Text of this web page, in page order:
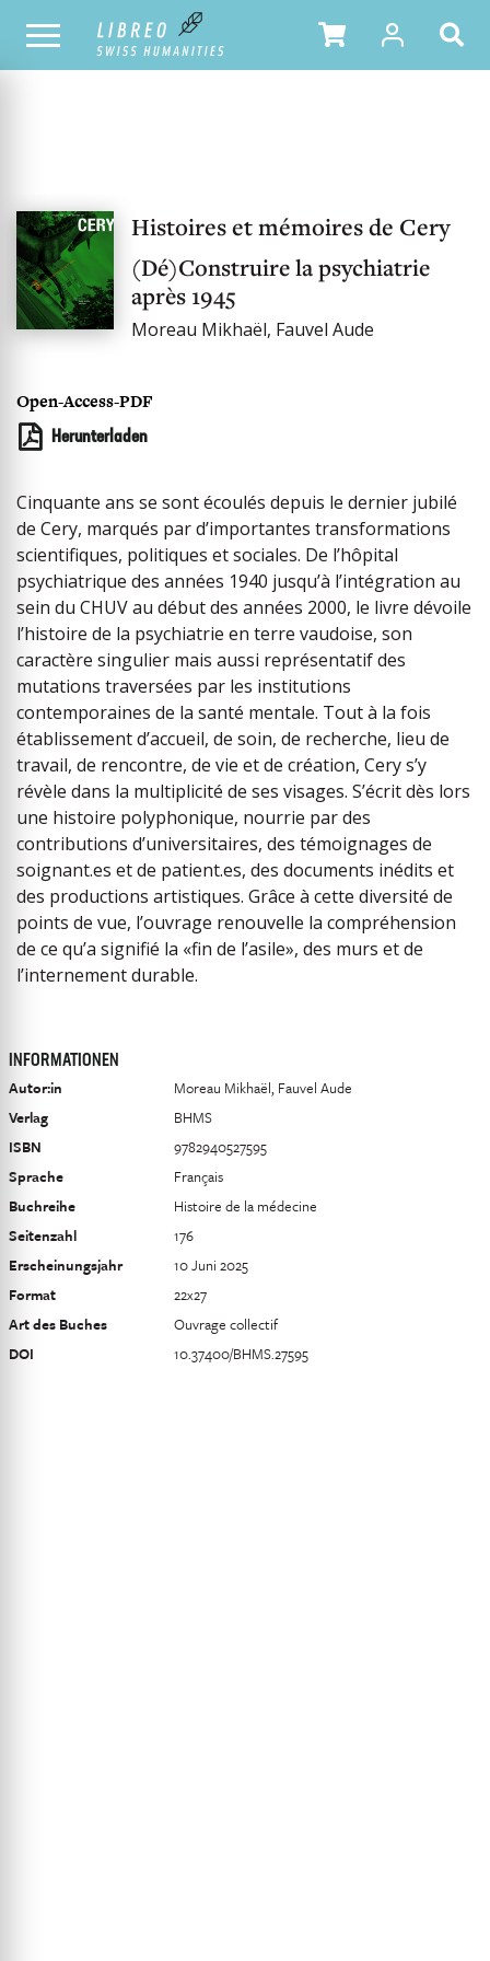
UNSER KATALOG
Histoires et mémoires de Cery
(Dé)Construire la psychiatrie
après 1945
Moreau Mikhaël, Fauvel Aude
Open-Access-PDF
Herunterladen
Cinquante ans se sont écoulés depuis le dernier jubilé
de Cery, marqués par d’importantes transformations
scientifiques, politiques et sociales. De l’hôpital
psychiatrique des années 1940 jusqu’à l’intégration au
sein du CHUV au début des années 2000, le livre dévoile
l’histoire de la psychiatrie en terre vaudoise, son
caractère singulier mais aussi représentatif des
mutations traversées par les institutions
contemporaines de la santé mentale. Tout à la fois
établissement d’accueil, de soin, de recherche, lieu de
travail, de rencontre, de vie et de création, Cery s’y
révèle dans la multiplicité de ses visages. S’écrit dès lors
une histoire polyphonique, nourrie par des
contributions d’universitaires, des témoignages de
soignant.es et de patient.es, des documents inédits et
des productions artistiques. Grâce à cette diversité de
points de vue, l’ouvrage renouvelle la compréhension
de ce qu’a signifié la «fin de l’asile», des murs et de
l’internement durable.
INFORMATIONEN
Autor:in
Moreau Mikhaël, Fauvel Aude
Verlag
BHMS
ISBN
9782940527595
Sprache
Français
Buchreihe
Histoire de la médecine
Seitenzahl
176
Erscheinungsjahr
10 Juni 2025
Format
22x27
Art des Buches
Ouvrage collectif
DOI
10.37400/BHMS.27595